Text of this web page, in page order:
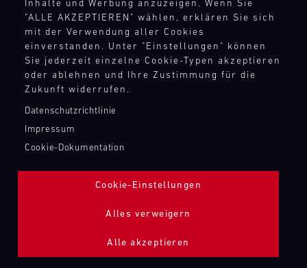
Inhalte und Werbung anzuzeigen. Wenn Sie
"ALLE AKZEPTIEREN" wählen, erklären Sie sich
mit der Verwendung aller Cookies
einverstanden. Unter "Einstellungen" können
Sie jederzeit einzelne Cookie-Typen akzeptieren
oder ablehnen und Ihre Zustimmung für die
Zukunft widerrufen.
Datenschutzrichtlinie
Impressum
Cookie-Dokumentation
Cookie-Einstellungen
Alles verweigern
Alle akzeptieren
Bild